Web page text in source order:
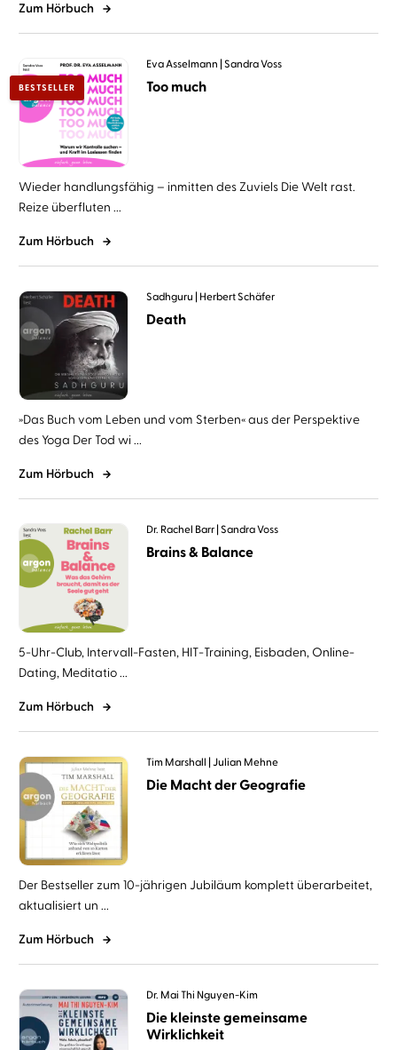
Zum Hörbuch
BESTSELLER
Eva Asselmann Sandra Voss
Too much
Wieder handlungsfähig – inmitten des Zuviels Die Welt rast.
Reize überfluten ...
Zum Hörbuch
Sadhguru Herbert Schäfer
Death
»Das Buch vom Leben und vom Sterben« aus der Perspektive
des Yoga Der Tod wi ...
Zum Hörbuch
Dr. Rachel Barr Sandra Voss
Brains & Balance
5-Uhr-Club, Intervall-Fasten, HIT-Training, Eisbaden, Online-
Dating, Meditatio ...
Zum Hörbuch
Tim Marshall Julian Mehne
Die Macht der Geografie
Der Bestseller zum 10-jährigen Jubiläum komplett überarbeitet,
aktualisiert un ...
Zum Hörbuch
Dr. Mai Thi Nguyen-Kim
Die kleinste gemeinsame
Wirklichkeit